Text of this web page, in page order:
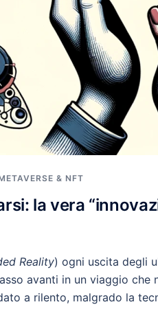
& NFT
la vera
Reality) ogni uscita degli
avanti in un viaggio
a rilento, malgrado la